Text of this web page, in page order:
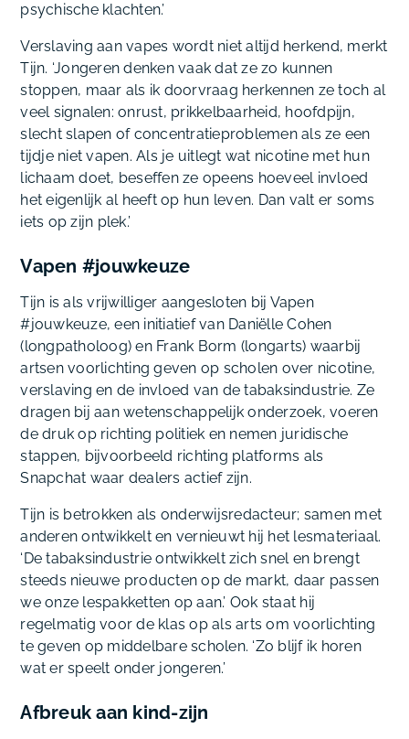
psychische klachten.’
Verslaving aan vapes wordt niet altijd herkend, merkt
Tijn. ‘Jongeren denken vaak dat ze zo kunnen
stoppen, maar als ik doorvraag herkennen ze toch al
veel signalen: onrust, prikkelbaarheid, hoofdpijn,
slecht slapen of concentratieproblemen als ze een
tijdje niet vapen. Als je uitlegt wat nicotine met hun
lichaam doet, beseffen ze opeens hoeveel invloed
het eigenlijk al heeft op hun leven. Dan valt er soms
iets op zijn plek.’
Vapen #jouwkeuze
Tijn is als vrijwilliger aangesloten bij Vapen
#jouwkeuze, een initiatief van Daniëlle Cohen
(longpatholoog) en Frank Borm (longarts) waarbij
artsen voorlichting geven op scholen over nicotine,
verslaving en de invloed van de tabaksindustrie. Ze
dragen bij aan wetenschappelijk onderzoek, voeren
de druk op richting politiek en nemen juridische
stappen, bijvoorbeeld richting platforms als
Snapchat waar dealers actief zijn.
Tijn is betrokken als onderwijsredacteur; samen met
anderen ontwikkelt en vernieuwt hij het lesmateriaal.
‘De tabaksindustrie ontwikkelt zich snel en brengt
steeds nieuwe producten op de markt, daar passen
we onze lespakketten op aan.’ Ook staat hij
regelmatig voor de klas op als arts om voorlichting
te geven op middelbare scholen. ‘Zo blijf ik horen
wat er speelt onder jongeren.’
Afbreuk aan kind-zijn